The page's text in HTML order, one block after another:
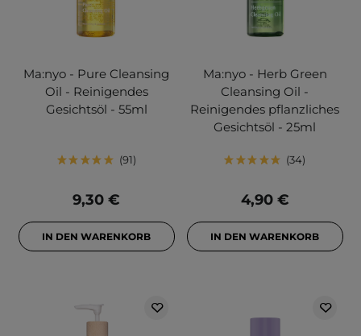
Ma:nyo - Pure Cleansing
Oil - Reinigendes
Gesichtsöl - 55ml
91
9,30 €
IN DEN WARENKORB
Ma:nyo - Herb Green
Cleansing Oil -
Reinigendes pflanzliches
Gesichtsöl - 25ml
34
4,90 €
IN DEN WARENKORB